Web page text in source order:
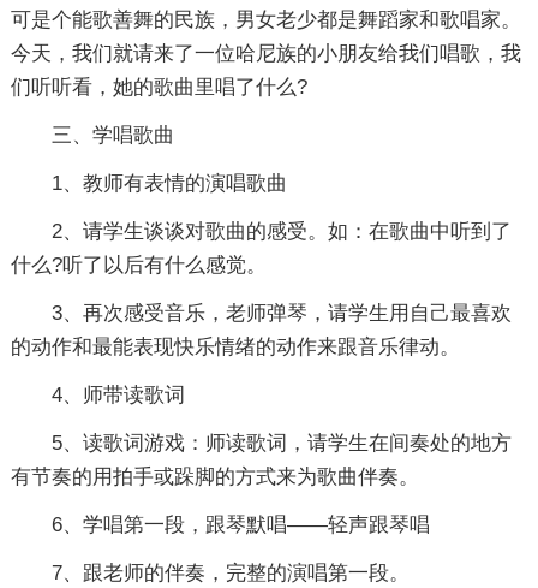
可是个能歌善舞的民族，男女老少都是舞蹈家和歌唱家。
今天，我们就请来了一位哈尼族的小朋友给我们唱歌，我
们听听看，她的歌曲里唱了什么?
三、学唱歌曲
1、教师有表情的演唱歌曲
2、请学生谈谈对歌曲的感受。如：在歌曲中听到了
什么?听了以后有什么感觉。
3、再次感受音乐，老师弹琴，请学生用自己最喜欢
的动作和最能表现快乐情绪的动作来跟音乐律动。
4、师带读歌词
5、读歌词游戏：师读歌词，请学生在间奏处的地方
有节奏的用拍手或跺脚的方式来为歌曲伴奏。
6、学唱第一段，跟琴默唱——轻声跟琴唱
7、跟老师的伴奏，完整的演唱第一段。